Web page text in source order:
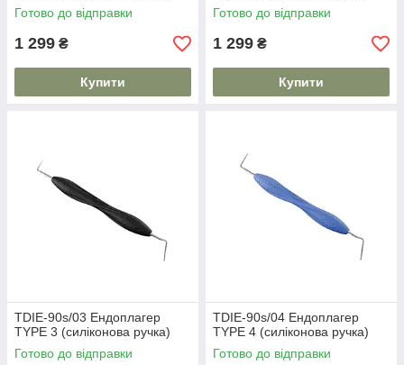
Готово до відправки
1 299 ₴
Купити
Готово до відправки
1 299 ₴
Купити
TDIE-90s/03 Ендоплагер
TYPE 3 (силіконова ручка)
Готово до відправки
TDIE-90s/04 Ендоплагер
TYPE 4 (силіконова ручка)
Готово до відправки